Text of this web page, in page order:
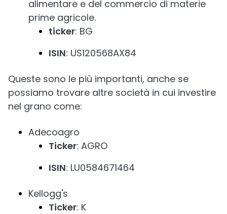
alimentare e del commercio di materie
prime agricole.
ticker: BG
ISIN: US120568AX84
Queste sono le più importanti, anche se
possiamo trovare altre società in cui investire
nel grano come:
Adecoagro
Ticker: AGRO
ISIN: LU0584671464
Kellogg's
Ticker: K